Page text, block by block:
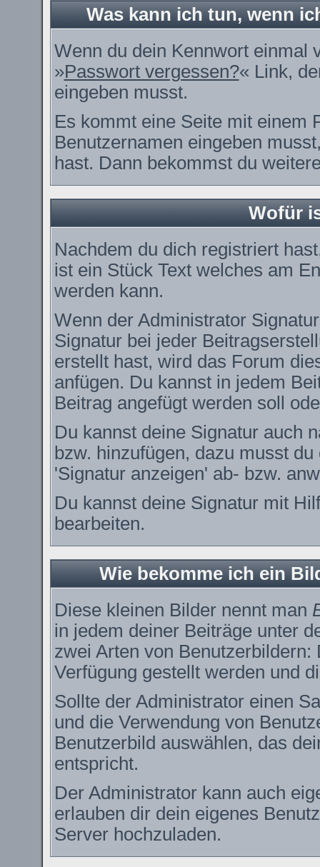
Was kann ich tun, wenn
Wenn du dein Kennwort einmal
»Passwort vergessen?« Link,
eingeben musst.
Es kommt eine Seite mit einem
Benutzernamen eingeben
hast. Dann bekommst du
Wofür
Nachdem du dich registriert
ist ein Stück Text welches am
werden kann.
Wenn der Administrator
Signatur bei jeder
erstellt hast, wird das Forum
anfügen. Du kannst in jedem
Beitrag angefügt werden soll
Du kannst deine Signatur auch
bzw. hinzufügen, dazu musst
'Signatur anzeigen' ab- bzw.
Du kannst deine Signatur mit
bearbeiten.
Wie bekomme ich ein
Diese kleinen Bilder nennt man
in jedem deiner Beiträge unter
zwei Arten von
Verfügung gestellt werden und
Sollte der Administrator einen
und die Verwendung von
Benutzerbild auswählen, das
entspricht.
Der Administrator kann auch
erlauben dir dein eigenes
Server hochzuladen.